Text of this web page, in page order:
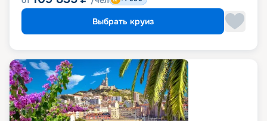
Выбрать круиз